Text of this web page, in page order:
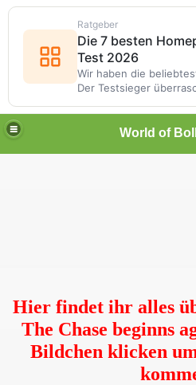
World of
Hier findet ihr alles
The Chase beginns
Bildchen klicken
Ratgeber
Die 7 besten
Test 2026
Wir haben die
Der Testsieger